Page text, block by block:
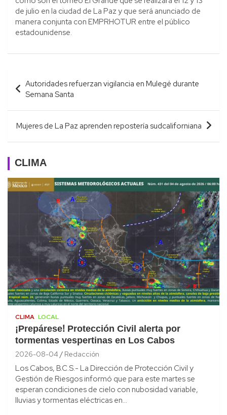
de julio en la ciudad de La Paz y que será anunciado de
manera conjunta con EMPRHOTUR entre el público
estadounidense.
Navegación
de
entradas
Autoridades refuerzan vigilancia en Mulegé durante
Semana Santa
Mujeres de La Paz aprenden repostería sudcaliforniana
CLIMA
CLIMA LOCAL
¡Prepárese! Protección Civil alerta por
tormentas vespertinas en Los Cabos
2026-08-04 Redacción
Los Cabos, B.C.S.- La Dirección de Protección Civil y
Gestión de Riesgos informó que para este martes se
esperan condiciones de cielo con nubosidad variable,
lluvias y tormentas eléctricas en…